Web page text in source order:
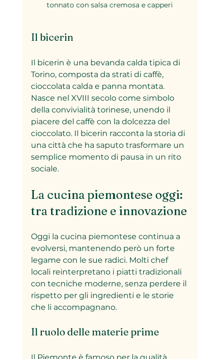
tonnato con salsa cremosa e capperi
Il bicerin
Il bicerin è una bevanda calda tipica di
Torino, composta da strati di caffè,
cioccolata calda e panna montata.
Nasce nel XVIII secolo come simbolo
della convivialità torinese, unendo il
piacere del caffè con la dolcezza del
cioccolato. Il bicerin racconta la storia di
una città che ha saputo trasformare un
semplice momento di pausa in un rito
sociale.
La cucina piemontese oggi:
tra tradizione e innovazione
Oggi la cucina piemontese continua a
evolversi, mantenendo però un forte
legame con le sue radici. Molti chef
locali reinterpretano i piatti tradizionali
con tecniche moderne, senza perdere il
rispetto per gli ingredienti e le storie
che li accompagnano.
Il ruolo delle materie prime